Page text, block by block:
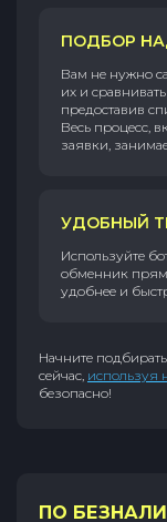
ПОДБОР
Вам не нужно
их и
предоставив
Весь процесс,
заявки,
УДОБНЫЙ
Используйте
обменник
удобнее и
Начните
сейчас, используя
безопасно!
ПО